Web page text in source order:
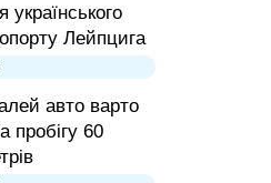
Лейпцига
авто варто
пробігу 60